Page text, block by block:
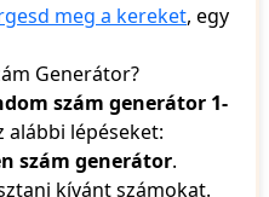
meg a kereket, egy
Generátor?
szám generátor 1-
alábbi lépéseket:
szám generátor.
kívánt számokat.